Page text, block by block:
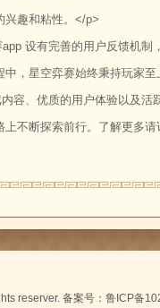
兴趣和粘性。</p>
设有完善的用户反馈机
，星空弈赛始终秉持玩家
容、优质的用户体验以及
不断探索前行。了解更多
reserver. 备案号： 鲁ICP备